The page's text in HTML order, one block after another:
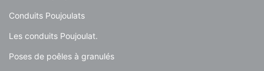
Conduits Poujoulats
Les conduits Poujoulat.
Poses de poêles à granulés